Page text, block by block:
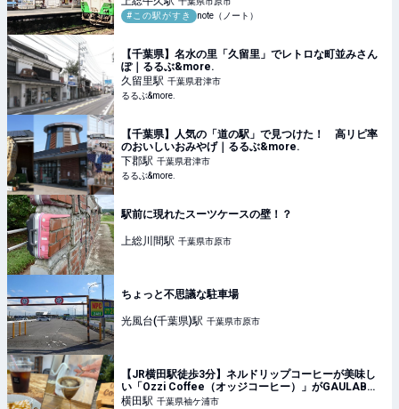
#この駅がすき
note（ノート）
【千葉県】名水の里「久留里」でレトロな町並みさん
ぽ｜るるぶ&more.
久留里駅 千葉県君津市
るるぶ&more.
【千葉県】人気の「道の駅」で見つけた！ 高リピ率
のおいしいおみやげ｜るるぶ&more.
下郡駅 千葉県君津市
るるぶ&more.
駅前に現れたスーツケースの壁！？
上総川間駅 千葉県市原市
ちょっと不思議な駐車場
光風台(千葉県)駅 千葉県市原市
【JR横田駅徒歩3分】ネルドリップコーヒーが美味し
い「Ozzi Coffee（オッジコーヒー）」がGAULAB横
田にて復活！
横田駅 千葉県袖ケ浦市